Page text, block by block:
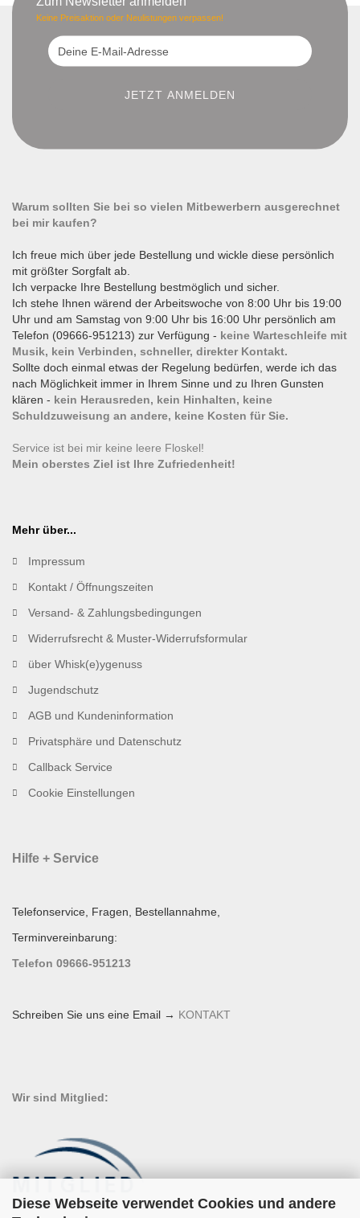
Diese Webseite verwendet Cookies und andere
Keine Preisaktion oder Neulistungen verpassen!
Warum sollten Sie bei so vielen Mitbewerbern ausgerechnet
bei mir kaufen?
Ich freue mich über jede Bestellung und wickle diese persönlich
mit größter Sorgfalt ab.
Ich verpacke Ihre Bestellung bestmöglich und sicher.
Ich stehe Ihnen wärend der Arbeitswoche von 8:00 Uhr bis 19:00
Uhr und am Samstag von 9:00 Uhr bis 16:00 Uhr persönlich am
Telefon (09666-951213) zur Verfügung - keine Warteschleife mit
Musik, kein Verbinden, schneller, direkter Kontakt.
Sollte doch einmal etwas der Regelung bedürfen, werde ich das
nach Möglichkeit immer in Ihrem Sinne und zu Ihren Gunsten
klären - kein Herausreden, kein Hinhalten, keine
Schuldzuweisung an andere, keine Kosten für Sie.
Service ist bei mir keine leere Floskel!
Mein oberstes Ziel ist Ihre Zufriedenheit!
Mehr über...
Impressum
Kontakt / Öffnungszeiten
Versand- & Zahlungsbedingungen
Widerrufsrecht & Muster-Widerrufsformular
über Whisk(e)ygenuss
Jugendschutz
AGB und Kundeninformation
Privatsphäre und Datenschutz
Callback Service
Cookie Einstellungen
Hilfe + Service
Telefonservice, Fragen, Bestellannahme,
Terminvereinbarung:
Telefon 09666-951213
Schreiben Sie uns eine Email → KONTAKT
Wir sind Mitglied: